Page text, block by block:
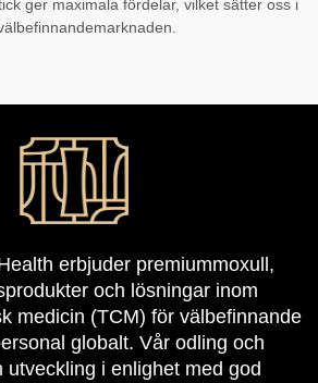
ger maximala fördelar, vilket sätter oss i
erbjuder premiummoxull,
och lösningar inom
medicin (TCM) för välbefinnande
globalt. Vår odling och
utveckling i enlighet med god